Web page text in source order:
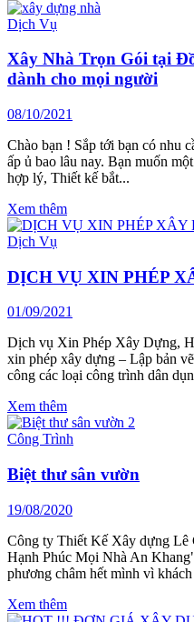
Dịch Vụ
Xây Nhà Trọn Gói tại
dành cho mọi người
08/10/2021
Chào bạn ! Sắp tới bạn có nhu
ấp ủ bao lâu nay. Bạn muốn
hợp lý, Thiết kế bắt...
Xem thêm
Dịch Vụ
DỊCH VỤ XIN PHÉP
01/09/2021
Dịch vụ Xin Phép Xây Dựng,
xin phép xây dựng – Lập bản
công các loại công trình dân
Xem thêm
Công Trình
Biệt thư sân vườn
19/08/2020
Công ty Thiết Kế Xây dựng
Hạnh Phúc Mọi Nhà An
phương châm hết mình vì
Xem thêm